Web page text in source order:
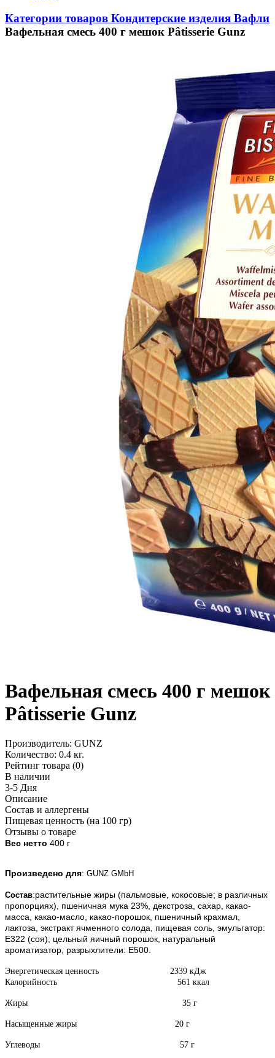
Категории товаров Кондитерские изделия Вафли
Вафельная смесь 400 г мешок Pâtisserie Gunz
Вафельная смесь 400 г мешок
Pâtisserie Gunz
Производитель: GUNZ
Количество: 0.4 кг.
Рейтинг товара (0)
В наличии
3-5 Дня
Описание
Состав и аллергены
Пищевая ценность (на 100 гр)
Отзывы о товаре
Вес нетто 400 г
Произведено для: GUNZ GMbH
Состав:растительные жиры (пальмовые, кокосовые; в различных
пропорциях), пшеничная мука 23%, декстроза, сахар, какао-
масса, какао-масло, какао-порошок, пшеничный крахмал,
лактоза, экстракт ячменного солода, пищевая соль, эмульгатор:
Е322 (соя); цельный яичный порошок, натуральный
ароматизатор, разрыхлители: Е500.
Энергетическая ценность 2339 кДж
Калорийность 561 ккал
Жиры 35 г
Насыщенные жиры 20 г
Углеводы 57 г